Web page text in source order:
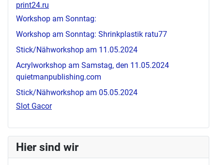
print24.ru
Workshop am Sonntag:
Workshop am Sonntag: Shrinkplastik ratu77
Stick/Nähworkshop am 11.05.2024
Acrylworkshop am Samstag, den 11.05.2024
quietmanpublishing.com
Stick/Nähworkshop am 05.05.2024
Slot Gacor
Hier sind wir